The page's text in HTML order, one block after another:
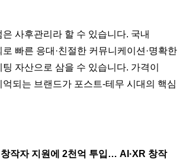
사후관리라 할 수 있습니다. 국내
빠른 응대·친절한 커뮤니케이션·명확한
자산으로 삼을 수 있습니다. 가격이
되는 브랜드가 포스트-테무 시대의 핵심
작자 지원에 2천억 투입… AI·XR 창작